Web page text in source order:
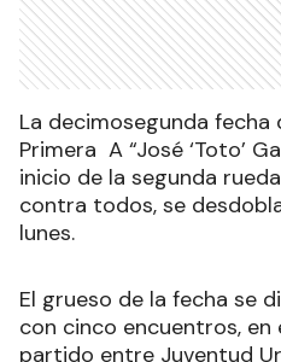
La decimosegunda
Primera A “José ‘Toto’
inicio de la segunda
contra todos, se
lunes.
El grueso de la fecha se
con cinco encuentros, en
partido entre Juventud